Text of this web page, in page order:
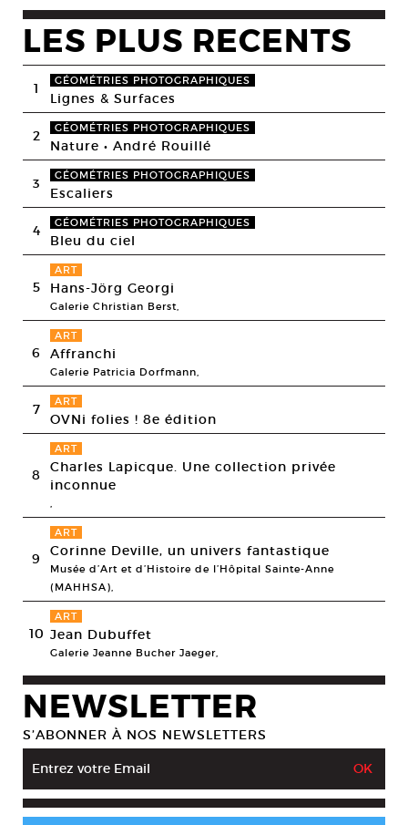
LES PLUS RECENTS
1 GÉOMÉTRIES PHOTOGRAPHIQUES
Lignes & Surfaces
2 GÉOMÉTRIES PHOTOGRAPHIQUES
Nature • André Rouillé
3 GÉOMÉTRIES PHOTOGRAPHIQUES
Escaliers
4 GÉOMÉTRIES PHOTOGRAPHIQUES
Bleu du ciel
5
ART
Hans-Jörg Georgi
Galerie Christian Berst,
6
ART
Affranchi
Galerie Patricia Dorfmann,
7 ART
OVNi folies ! 8e édition
8
ART
Charles Lapicque. Une collection privée
inconnue
,
9
ART
Corinne Deville, un univers fantastique
Musée d’Art et d’Histoire de l’Hôpital Sainte-Anne
(MAHHSA),
10
ART
Jean Dubuffet
Galerie Jeanne Bucher Jaeger,
NEWSLETTER
S’ABONNER À NOS NEWSLETTERS